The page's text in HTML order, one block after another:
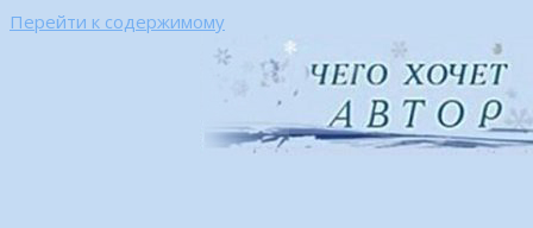
Перейти к содержимому